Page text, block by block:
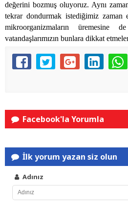
değerini bozmuş oluyoruz. Aynı
tekrar dondurmak istediğimiz zaman
mikroorganizmaların üremesine
vatandaşlarımızın bunlara dikkat
Facebook'la Yorumla
İlk yorum yazan siz olun
Adınız